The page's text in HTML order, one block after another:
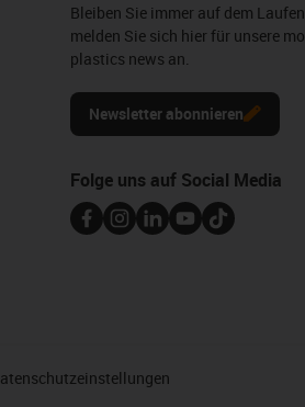
Bleiben Sie immer auf dem
melden Sie sich hier für unsere
plastics news an.
Newsletter abonnieren
Folge uns auf Social Media